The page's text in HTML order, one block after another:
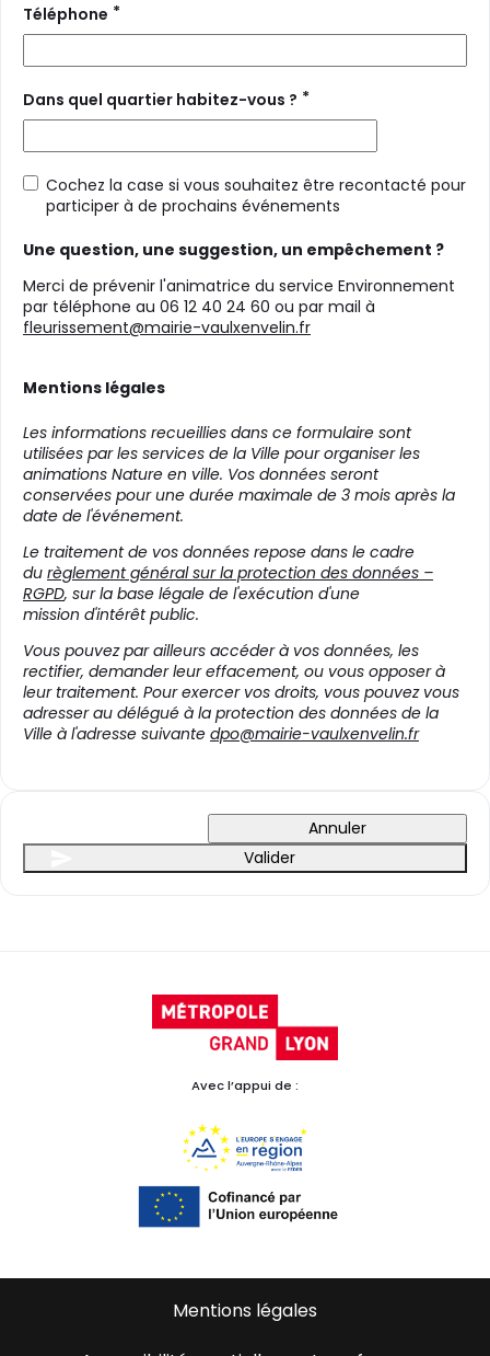
Téléphone *
Dans quel quartier habitez-vous ? *
Cochez la case si vous souhaitez être recontacté pour
participer à de prochains événements
Une question, une suggestion, un empêchement ?
Merci de prévenir l'animatrice du service Environnement
par téléphone au 06 12 40 24 60 ou par mail à
fleurissement@mairie-vaulxenvelin.fr
Mentions légales
Les informations recueillies dans ce formulaire sont
utilisées par les services de la Ville pour organiser les
animations Nature en ville. Vos données seront
conservées pour une durée maximale de 3 mois après la
date de l'événement.
Le traitement de vos données repose dans le cadre
du règlement général sur la protection des données –
RGPD, sur la base légale de l'exécution d'une
mission d'intérêt public.
Vous pouvez par ailleurs accéder à vos données, les
rectifier, demander leur effacement, ou vous opposer à
leur traitement. Pour exercer vos droits, vous pouvez vous
adresser au délégué à la protection des données de la
Ville à l'adresse suivante dpo@mairie-vaulxenvelin.fr
Valider
Annuler
Avec l’appui de :
Mentions légales